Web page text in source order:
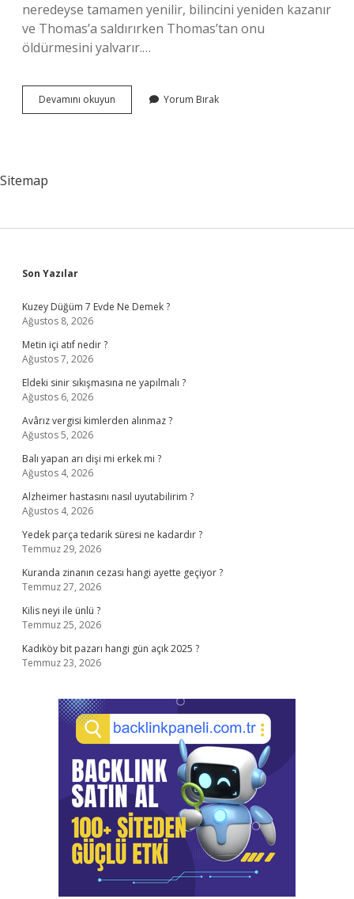
neredeyse tamamen yenilir, bilincini yeniden kazanır
ve Thomas’a saldırırken Thomas’tan onu
öldürmesini yalvarır.…
Devamını okuyun Labirent
Hangi
Yorum Bırak
Sitemap
Sidebar
Son Yazılar
Kuzey Düğüm 7 Evde Ne Demek ?
Ağustos 8, 2026
Metin içi atıf nedir ?
Ağustos 7, 2026
Eldeki sinir sıkışmasına ne yapılmalı ?
Ağustos 6, 2026
Avârız vergisi kimlerden alınmaz ?
Ağustos 5, 2026
Balı yapan arı dişi mi erkek mi ?
Ağustos 4, 2026
Alzheimer hastasını nasıl uyutabilirim ?
Ağustos 4, 2026
Yedek parça tedarik süresi ne kadardır ?
Temmuz 29, 2026
Kuranda zinanın cezası hangi ayette geçiyor ?
Temmuz 27, 2026
Kilis neyi ile ünlü ?
Temmuz 25, 2026
Kadıköy bit pazarı hangi gün açık 2025 ?
Temmuz 23, 2026